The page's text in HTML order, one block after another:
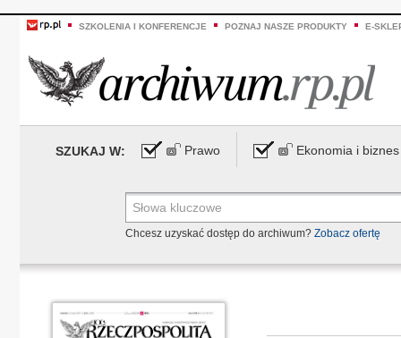
SZKOLENIA I KONFERENCJE POZNAJ NASZE PRODUKTY E-
SZUKAJ W: Prawo Ekonomia i biznes
Chcesz uzyskać dostęp do archiwum? Zobacz ofertę